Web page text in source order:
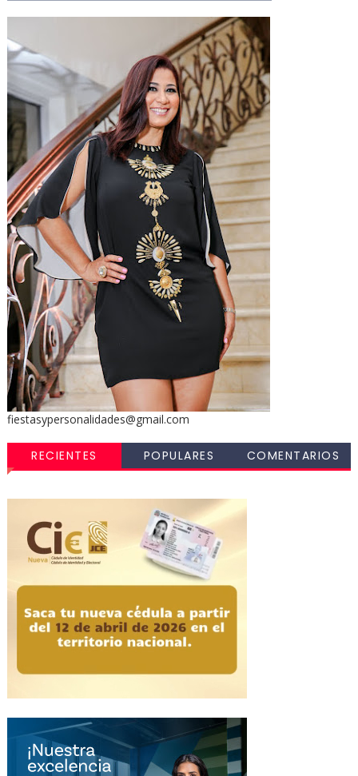
fiestasypersonalidades@gmail.com
RECIENTES POPULARES COMENTARIOS